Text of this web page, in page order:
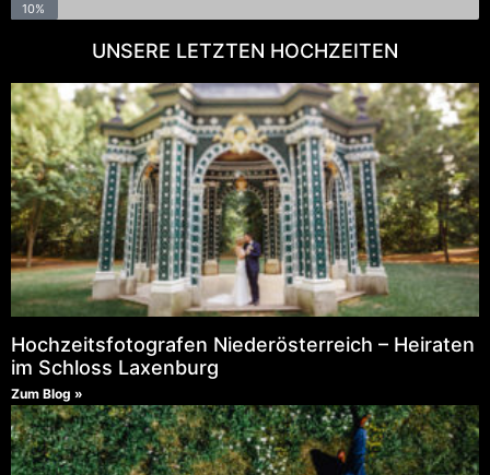
10%
UNSERE LETZTEN HOCHZEITEN
Hochzeitsfotografen Niederösterreich – Heiraten
im Schloss Laxenburg
Zum Blog »